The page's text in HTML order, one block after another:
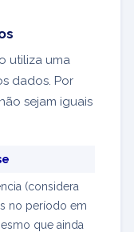
utiliza uma
dados. Por
sejam iguais
(considera
no período em
que ainda